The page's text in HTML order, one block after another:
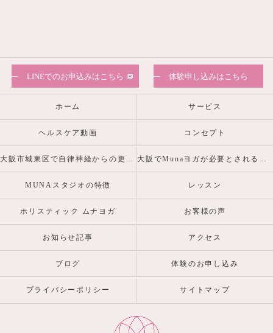
LINEでのお申込みはこちら 体験申し込みはこちら
ホーム サービス
ヘルスケア動画 コンセプト
大阪市城東区で自律神経からの更年期・産前産後の心身の不調を整えるヨガピラティスなら 大阪でMunaヨガが必要とされる理由
MUNAスタジオの特徴 レッスン
ホリスティック ムナヨガ お客様の声
お知らせ記事 アクセス
ブログ 体験のお申し込み
プライバシーポリシー サイトマップ